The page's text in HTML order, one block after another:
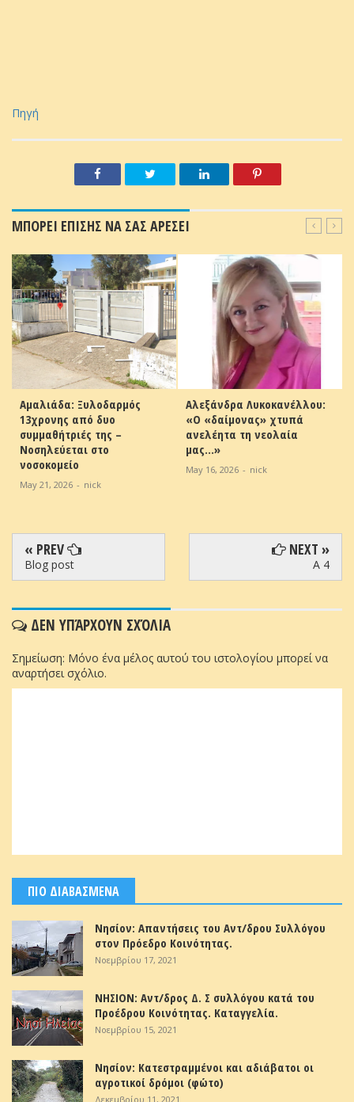
Πηγή
ΜΠΟΡΕΙ ΕΠΙΣΗΣ ΝΑ ΣΑΣ ΑΡΕΣΕΙ
Αμαλιάδα: Ξυλοδαρμός
13χρονης από δυο
συμμαθήτριές της –
Νοσηλεύεται στο
νοσοκομείο
May 21, 2026 - nick
Αλεξάνδρα Λυκοκανέλλου:
«Ο «δαίμονας» χτυπά
ανελέητα τη νεολαία
μας…»
May 16, 2026 - nick
« PREV
Blog post
NEXT »
A 4
ΔΕΝ ΥΠΆΡΧΟΥΝ ΣΧΌΛΙΑ
Σημείωση: Μόνο ένα μέλος αυτού του ιστολογίου μπορεί να
αναρτήσει σχόλιο.
ΠΙΟ ΔΙΑΒΑΣΜΕΝΑ
Νησίον: Απαντήσεις του Αντ/δρου Συλλόγου
στον Πρόεδρο Κοινότητας.
Νοεμβρίου 17, 2021
ΝΗΣΙΟΝ: Αντ/δρος Δ. Σ συλλόγου κατά του
Προέδρου Κοινότητας. Καταγγελία.
Νοεμβρίου 15, 2021
Νησίον: Κατεστραμμένοι και αδιάβατοι οι
αγροτικοί δρόμοι (φώτο)
Δεκεμβρίου 11, 2021